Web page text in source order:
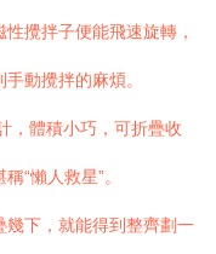
攪拌子便能飛速旋轉，
動攪拌的麻煩。
，體積小巧，可折疊收
“懶人救星”。
幾下，就能得到整齊劃一